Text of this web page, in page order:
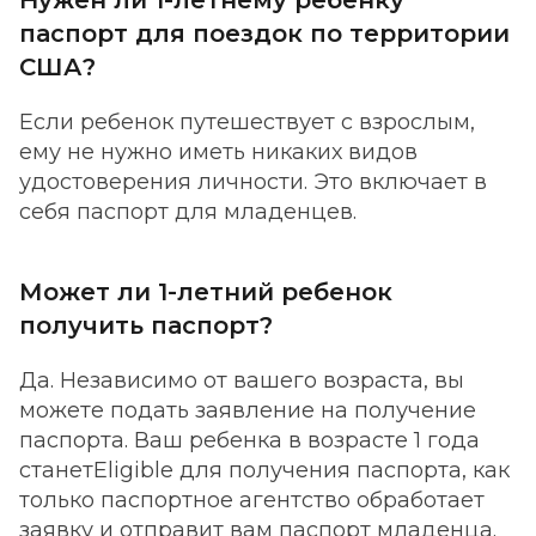
паспорт для поездок по территории
США?
Если ребенок путешествует с взрослым,
ему не нужно иметь никаких видов
удостоверения личности. Это включает в
себя паспорт для младенцев.
Может ли 1-летний ребенок
получить паспорт?
Да. Независимо от вашего возраста, вы
можете подать заявление на получение
паспорта. Ваш ребенка в возрасте 1 года
станетEligible для получения паспорта, как
только паспортное агентство обработает
заявку и отправит вам паспорт младенца.